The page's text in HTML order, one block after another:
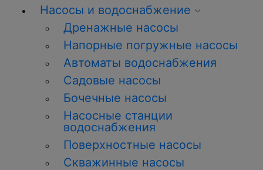
Насосы и водоснабжение
Дренажные насосы
Напорные погружные насосы
Автоматы водоснабжения
Садовые насосы
Бочечные насосы
Насосные станции
водоснабжения
Поверхностные насосы
Скважинные насосы